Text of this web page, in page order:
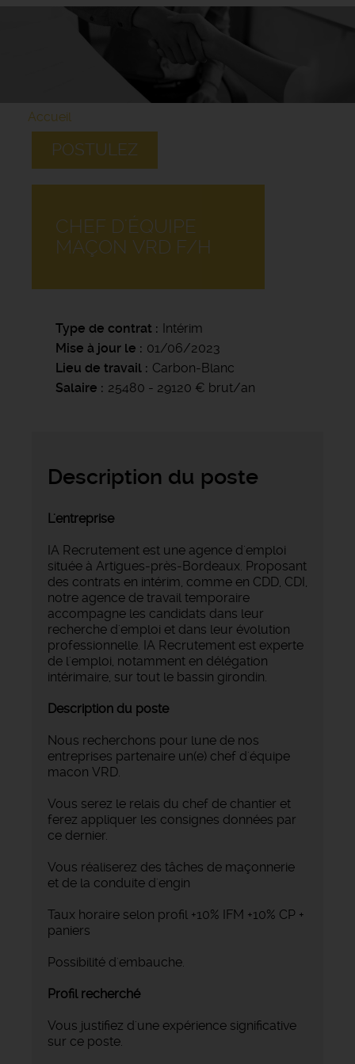
Accueil
POSTULEZ
CHEF D'ÉQUIPE
MAÇON VRD F/H
Type de contrat
Intérim
Mise à jour le
01/06/2023
Lieu de travail
Carbon-Blanc
Salaire
25480 - 29120 € brut/an
Description du poste
L'entreprise
IA Recrutement est une agence d'emploi
située à Artigues-près-Bordeaux. Proposant
des contrats en intérim, comme en CDD, CDI,
notre agence de travail temporaire
accompagne les candidats dans leur
recherche d'emploi et dans leur évolution
professionnelle. IA Recrutement est experte
de l'emploi, notamment en délégation
intérimaire, sur tout le bassin girondin.
Description du poste
Nous recherchons pour lune de nos
entreprises partenaire un(e) chef d'équipe
macon VRD.
Vous serez le relais du chef de chantier et
ferez appliquer les consignes données par
ce dernier.
Vous réaliserez des tâches de maçonnerie
et de la conduite d'engin
Taux horaire selon profil +10% IFM +10% CP +
paniers
Possibilité d'embauche.
Profil recherché
Vous justifiez d'une expérience significative
sur ce poste.